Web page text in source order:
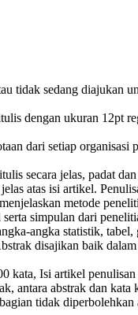
tidak sedang diajukan
dengan ukuran 12pt
dari setiap organisasi
secara jelas, padat
atas isi artikel.
metode
simpulan dari
angka statistik,
disajikan baik
kata, Isi artikel
antara abstrak dan kata
tidak